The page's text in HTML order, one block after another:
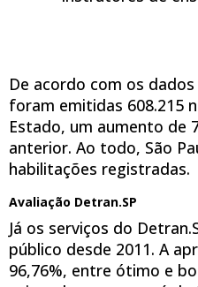
De acordo com os
foram emitidas 608.215
Estado, um aumento de
anterior. Ao todo, São
habilitações registradas.
Avaliação Detran.SP
Já os serviços do
público desde 2011. A
96,76%, entre ótimo e